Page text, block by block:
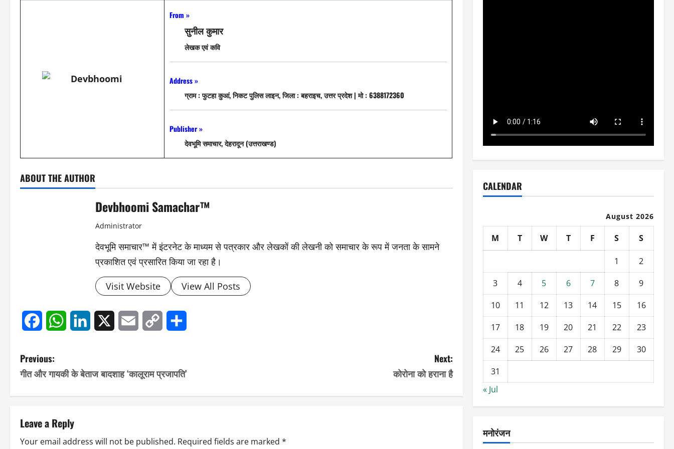
From »
सुनील कुमार
लेखक एवं कवि
Address »
ग्राम : फुटहा कुआं, निकट पुलिस लाइन, जिला : बहराइच, उत्तर प्रदेश | मो : 6388172360
Publisher »
देवभूमि समाचार, देहरादून (उत्तराखण्ड)
ABOUT THE AUTHOR
Devbhoomi Samachar™
Administrator
देवभूमि समाचार™ में इंटरनेट के माध्यम से पत्रकार और लेखकों की लेखनी को समाचार के रूप में जनता के सामने
प्रकाशित एवं प्रसारित किया जा रहा है।
Visit Website View All Posts
FacebookWhatsAppLinkedIn Email
Copy
P
o
s
t
Previous:
गीत और गायकी के बेताज बादशाह ‘कालूराम प्रजापति’
Next:
कोरोना को हराना है
Leave a Reply
Your email address will not be published. Required fields are marked *
CALENDAR
August 2026
M T W T F S S
1
2
3
4 5 6 7 8
9
10
11 12 13 14 15
16
17
18 19 20 21 22
23
24
25 26 27 28 29
30
31
« Jul
मनोरंजन